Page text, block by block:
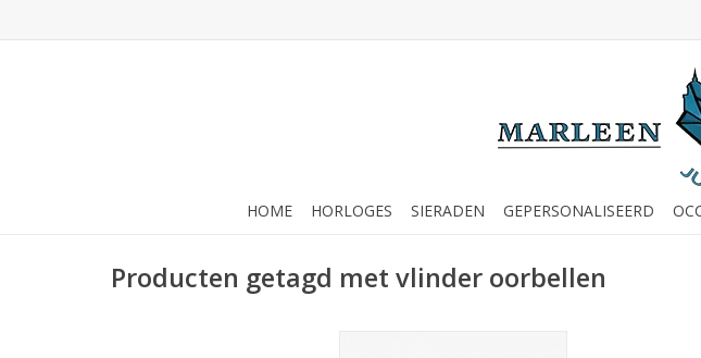
HOME HORLOGES SIERADEN GEPERSONALISEERD
Producten getagd met vlinder oorbellen